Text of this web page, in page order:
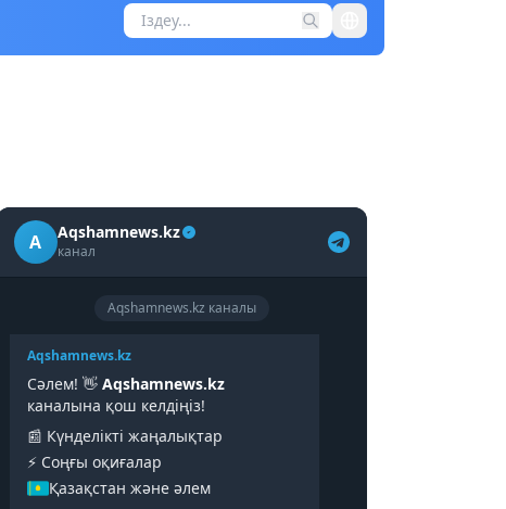
A Aqshamnews.kz
канал
Aqshamnews.kz каналы
Aqshamnews.kz
Сәлем! 👋 Aqshamnews.kz
каналына қош келдіңіз!
📰 Күнделікті жаңалықтар
⚡️ Соңғы оқиғалар
Қазақстан және әлем